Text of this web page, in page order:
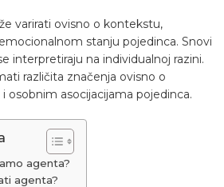
varirati ovisno o kontekstu,
stanju pojedinca. Snovi
interpretiraju na individualnoj razini.
različita značenja ovisno o
osobnim asocijacijama pojedinca.
agenta?
agenta?